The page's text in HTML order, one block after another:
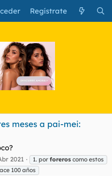
Regístrate
meses a pai-mei:
2021 1. por foreros como estos
100 años